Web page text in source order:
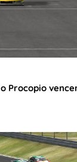
Procopio